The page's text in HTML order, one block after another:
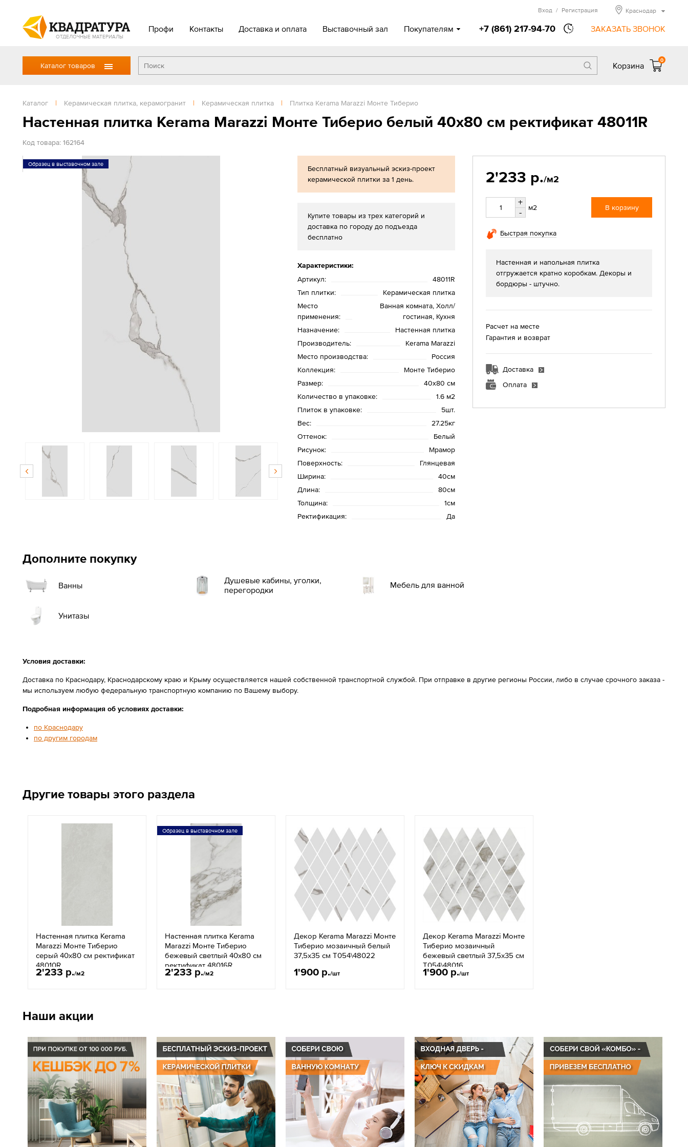
ОТДЕЛОЧНЫЕ МАТЕРИАЛЫ
Профи Контакты Доставка и оплата Выставочный зал Покупателям +7 (861) 217-94-70 ЗАКАЗАТЬ ЗВОНОК
Вход / Регистрация Краснодар
Каталог товаров Корзина
0
Каталог | Керамическая плитка, керамогранит | Керамическая плитка | Плитка Kerama Marazzi Монте Тиберио
Настенная плитка Kerama Marazzi Монте Тиберио белый 40x80 см ректификат 48011R
Код товара: 162164
Образец в выставочном зале
Бесплатный визуальный эскиз-проект
керамической плитки за 1 день.
Купите товары из трех категорий и
доставка по городу до подъезда
бесплатно
Характеристики:
Артикул:
48011R
Тип плитки:
Керамическая плитка
Место
применения:
Ванная комната, Холл/
гостиная, Кухня
Назначение:
Настенная плитка
Производитель:
Kerama Marazzi
Место производства:
Россия
Коллекция:
Монте Тиберио
Размер:
40х80 см
Количество в упаковке:
1.6 м2
Плиток в упаковке:
5шт.
Вес:
27.25кг
Оттенок:
Белый
Рисунок:
Мрамор
Поверхность:
Глянцевая
Ширина:
40см
Длина:
80см
Толщина:
1см
Ректификация:
Да
2'233 р./м2
+
-
м2 В корзину
Быстрая покупка
Настенная и напольная плитка
отгружается кратно коробкам. Декоры и
бордюры - штучно.
Расчет на месте
Гарантия и возврат
Доставка
Оплата
Дополните покупку
Ванны
Душевые кабины, уголки,
перегородки
Мебель для ванной
Унитазы
Условия доставки:
Доставка по Краснодару, Краснодарскому краю и Крыму осуществляется нашей собственной транспортной службой. При отправке в другие регионы России, либо в случае срочного заказа -
мы используем любую федеральную транспортную компанию по Вашему выбору.
Подробная информация об условиях доставки:
по Краснодару
по другим городам
Другие товары этого раздела
Настенная плитка Kerama
Marazzi Монте Тиберио
серый 40x80 см ректификат
48010R
2'233 р./м2
Образец в выставочном зале
Настенная плитка Kerama
Marazzi Монте Тиберио
бежевый светлый 40x80 см
ректификат 48016R
2'233 р./м2
Декор Kerama Marazzi Монте
Тиберио мозаичный белый
37,5х35 см T054\48022
1'900 р./шт
Декор Kerama Marazzi Монте
Тиберио мозаичный
бежевый светлый 37,5х35 см
T054\48016
1'900 р./шт
Наши акции